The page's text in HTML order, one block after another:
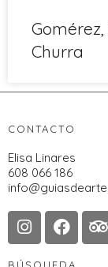
Churra
CONTACTO
Elisa Linares
608 066 186
BÚSQUEDA